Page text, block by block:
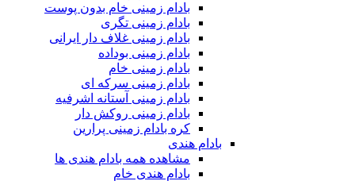
بادام زمینی خام بدون پوست
بادام زمینی تگری
بادام زمینی غلاف دار ایرانی
بادام زمینی بوداده
بادام زمینی خام
بادام زمینی سرکه ای
بادام زمینی آستانه اشرفیه
بادام زمینی روکش دار
کره بادام زمینی پرارین
بادام هندی
مشاهده همه بادام هندی ها
بادام هندی خام